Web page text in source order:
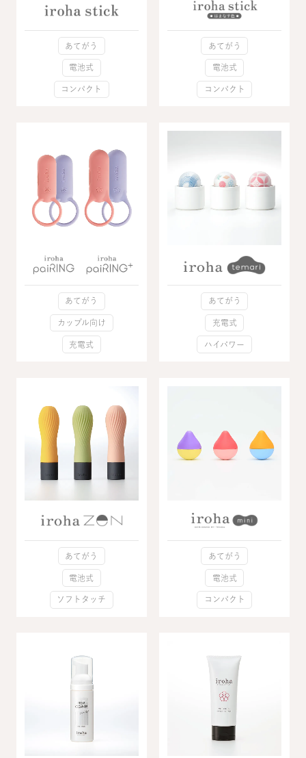
あてがう
電池式
コンパクト
あてがう
電池式
コンパクト
あてがう
カップル向け
充電式
あてがう
充電式
ハイパワー
あてがう
電池式
ソフトタッチ
あてがう
電池式
コンパクト